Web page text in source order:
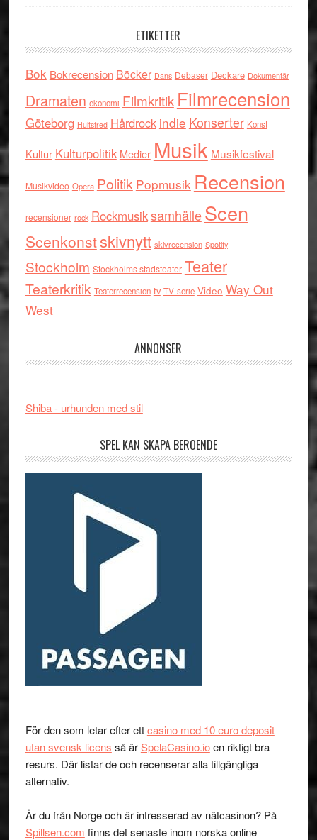
ETIKETTER
Bok Bokrecension Böcker Dans Debaser Deckare Dokumentär
Dramaten ekonomi Filmkritik Filmrecension
Göteborg Hultsfred Hårdrock indie Konserter Konst
Kultur Kulturpolitik Medier Musik Musikfestival
Musikvideo Opera Politik Popmusik Recension
recensioner rock RockmusiksamhälleScen
Scenkonstskivnytt skivrecension Spotify
Stockholm Stockholms stadsteater Teater
Teaterkritik Teaterrecension tv TV-serie Video Way Out
West
ANNONSER
Shiba - urhunden med stil
SPEL KAN SKAPA BEROENDE
För den som letar efter ettcasino med 10 euro deposit
utan svensk licens så ärSpelaCasino.ioen riktigt bra
resurs. Där listar de och recenserar alla tillgängliga
alternativ.
Är du från Norge och är intresserad av nätcasinon? På
Spillsen.com finns det senaste inom norska online